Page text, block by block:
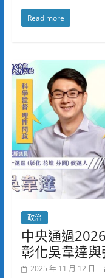
Read more
政治
中央通過
彰化吳韋達
2025 年 11 月 12 日